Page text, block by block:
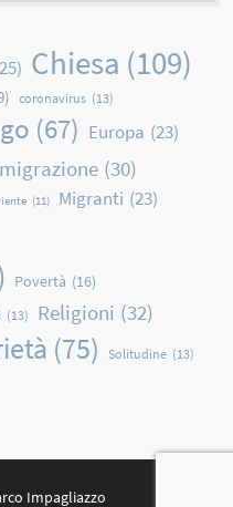
Chiesa (109)
coronavirus (13)
(67) Europa (23)
(30)
(11) Migranti (23)
Povertà (16)
(13) Religioni (32)
(75) Solitudine (13)
Impagliazzo